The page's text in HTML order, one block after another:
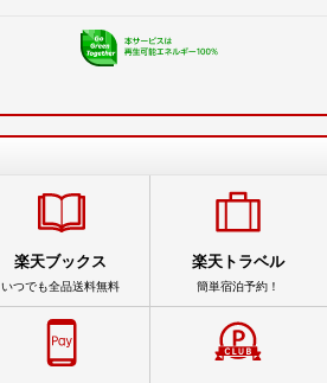
楽天ブックス
いつでも全品送料無料
楽天トラベル
簡単宿泊予約！